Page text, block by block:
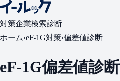
対策企業検索診断
ホーム›eF-1G対策›偏差値診断
eF-1G偏差値診断